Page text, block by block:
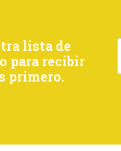
lista de
para recibir
primero.